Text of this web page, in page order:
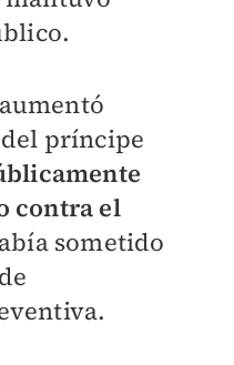
del príncipe
contra el
sometido